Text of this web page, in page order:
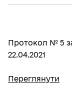
Протокол № 5
22.04.2021
Переглянути